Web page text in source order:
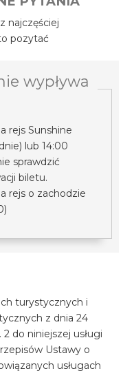
najczęściej
pozytać
wypływa
rejs Sunshine
lub 14:00
sprawdzić
biletu.
rejs o zachodzie
turystycznych i
z dnia 24
do niniejszej usługi
Ustawy o
usługach